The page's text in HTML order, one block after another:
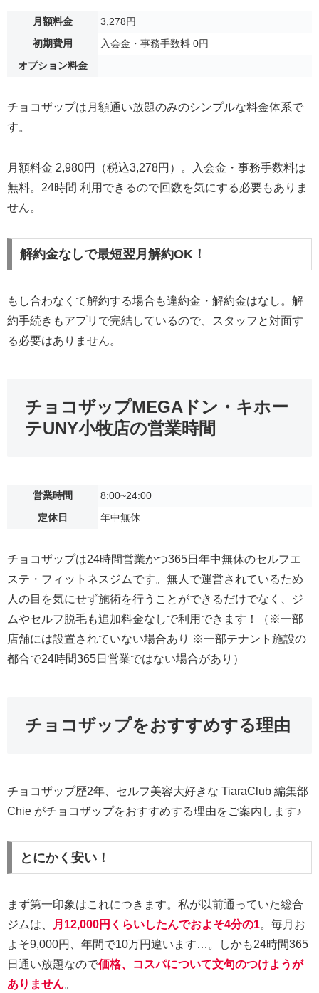
月額料金
3,278円
初期費用
入会金・事務手数料 0円
オプション料金
チョコザップは月額通い放題のみのシンプルな料金体系で
す。
月額料金 2,980円（税込3,278円）。入会金・事務手数料は
無料。24時間 利用できるので回数を気にする必要もありま
せん。
解約金なしで最短翌月解約OK！
もし合わなくて解約する場合も違約金・解約金はなし。解
約手続きもアプリで完結しているので、スタッフと対面す
る必要はありません。
チョコザップMEGAドン・キホー
テUNY小牧店の営業時間
営業時間
8:00~24:00
定休日
年中無休
チョコザップは24時間営業かつ365日年中無休のセルフエ
ステ・フィットネスジムです。無人で運営されているため
人の目を気にせず施術を行うことができるだけでなく、ジ
ムやセルフ脱毛も追加料金なしで利用できます！（※一部
店舗には設置されていない場合あり ※一部テナント施設の
都合で24時間365日営業ではない場合があり）
チョコザップをおすすめする理由
チョコザップ歴2年、セルフ美容大好きな TiaraClub 編集部
Chie がチョコザップをおすすめする理由をご案内します♪
とにかく安い！
まず第一印象はこれにつきます。私が以前通っていた総合
ジムは、
月12,000円くらいしたんでおよそ4分の1。毎月お
よそ9,000円、年間で10万円違います…。しかも24時間365
日通い放題なので価格、コスパについて文句のつけようが
ありません。